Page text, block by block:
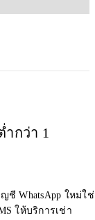
ำกว่า 1
ชี WhatsApp ใหม่ใช่
ให้บริการเช่า